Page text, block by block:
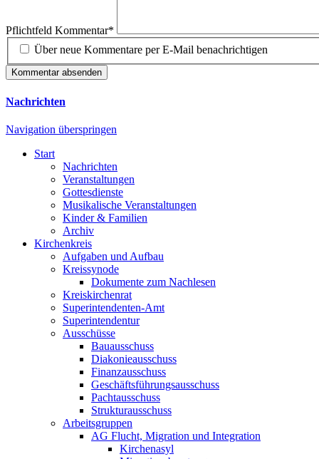
Pflichtfeld Kommentar*
Über neue Kommentare per E-Mail benachrichtigen
Kommentar absenden
Nachrichten
Navigation überspringen
Start
Nachrichten
Veranstaltungen
Gottesdienste
Musikalische Veranstaltungen
Kinder & Familien
Archiv
Kirchenkreis
Aufgaben und Aufbau
Kreissynode
Dokumente zum Nachlesen
Kreiskirchenrat
Superintendenten-Amt
Superintendentur
Ausschüsse
Bauausschuss
Diakonieausschuss
Finanzausschuss
Geschäftsführungsausschuss
Pachtausschuss
Strukturausschuss
Arbeitsgruppen
AG Flucht, Migration und Integration
Kirchenasyl